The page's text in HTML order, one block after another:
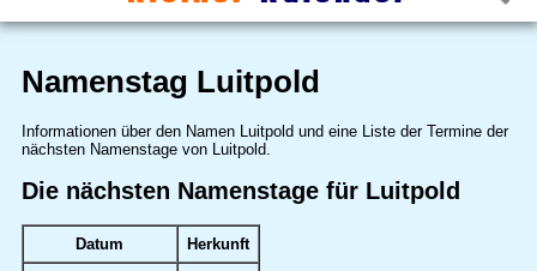
Namenstag Luitpold
Informationen über den Namen Luitpold und eine Liste der Termine der
nächsten Namenstage von Luitpold.
Die nächsten Namenstage für Luitpold
Datum Herkunft